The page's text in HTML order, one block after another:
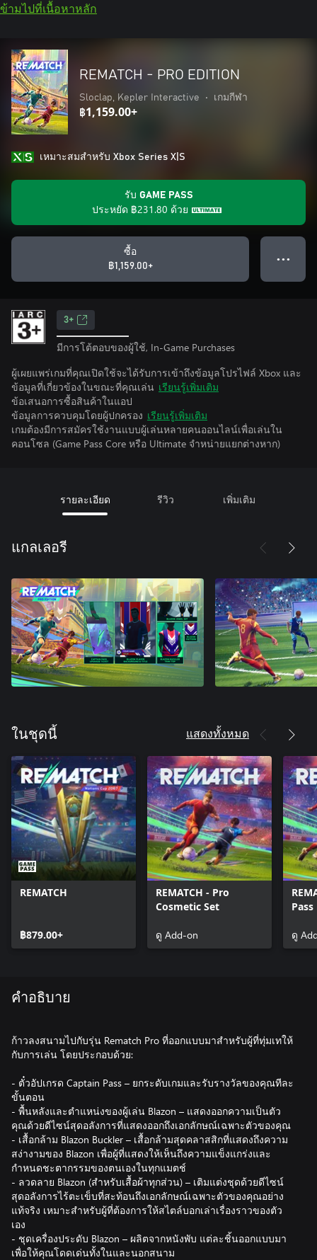
ข้ามไปที่เนื้อหาหลัก
REMATCH - PRO EDITION
Sloclap, Kepler Interactive • เกมกีฬา
฿1,159.00+
เหมาะสมสําหรับ Xbox Series X|S
รับ GAME PASS
ประหยัด ฿231.80 ด้วย
ซื้อ
฿1,159.00+
● ● ●
3+
มีการโต้ตอบของผู้ใช้, In-Game Purchases
ผู้เผยแพร่เกมที่คุณเปิดใช้จะได้รับการเข้าถึงข้อมูลโปรไฟล์ Xbox และ
ข้อมูลที่เกี่ยวข้องในขณะที่คุณเล่น เรียนรู้เพิ่มเติม
ข้อเสนอการซื้อสินค้าในแอป
ข้อมูลการควบคุมโดยผู้ปกครอง เรียนรู้เพิ่มเติม
เกมต้องมีการสมัครใช้งานแบบผู้เล่นหลายคนออนไลน์เพื่อเล่นใน
คอนโซล (Game Pass Core หรือ Ultimate จําหน่ายแยกต่างหาก)
รายละเอียด รีวิว เพิ่มเติม
แกลเลอรี
ในชุดนี้ แสดงทั้งหมด
REMATCH
฿879.00+
REMATCH - Pro
Cosmetic Set
ดู Add-on ดู
คำอธิบาย
ก้าวลงสนามไปกับรุ่น Rematch Pro ที่ออกแบบมาสำหรับผู้ที่ทุ่มเทให้
กับการเล่น โดยประกอบด้วย:
- ตั๋วอัปเกรด Captain Pass – ยกระดับเกมและรับรางวัลของคุณทีละ
ขั้นตอน
- พื้นหลังและตำแหน่งของผู้เล่น Blazon – แสดงออกความเป็นตัว
คุณด้วยดีไซน์สุดอลังการที่แสดงออกถึงเอกลักษณ์เฉพาะตัวของคุณ
- เสื้อกล้าม Blazon Buckler – เสื้อกล้ามสุดคลาสสิกที่แสดงถึงความ
สง่างามของ Blazon เพื่อผู้ที่แสดงให้เห็นถึงความแข็งแกร่งและ
กำหนดชะตากรรมของตนเองในทุกแมตช์
- ลวดลาย Blazon (สำหรับเสื้อผ้าทุกส่วน) – เติมแต่งชุดด้วยดีไซน์
สุดอลังการไร้ตะเข็บที่สะท้อนถึงเอกลักษณ์เฉพาะตัวของคุณอย่าง
แท้จริง เหมาะสำหรับผู้ที่ต้องการให้สไตล์บอกเล่าเรื่องราวของตัว
เอง
- ชุดเครื่องประดับ Blazon – ผลิตจากหนังพับ แต่ละชิ้นออกแบบมา
เพื่อให้คุณโดดเด่นทั้งในและนอกสนาม